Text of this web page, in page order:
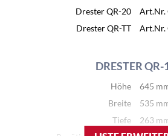
Drester QR-20
Art.Nr.
Drester QR-TT
Art.Nr.
DRESTER QR-
Höhe
645
Breite
535
Tiefe
263